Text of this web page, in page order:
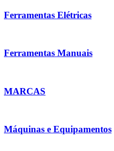
Ferramentas Elétricas
Ferramentas Manuais
MARCAS
Máquinas e Equipamentos